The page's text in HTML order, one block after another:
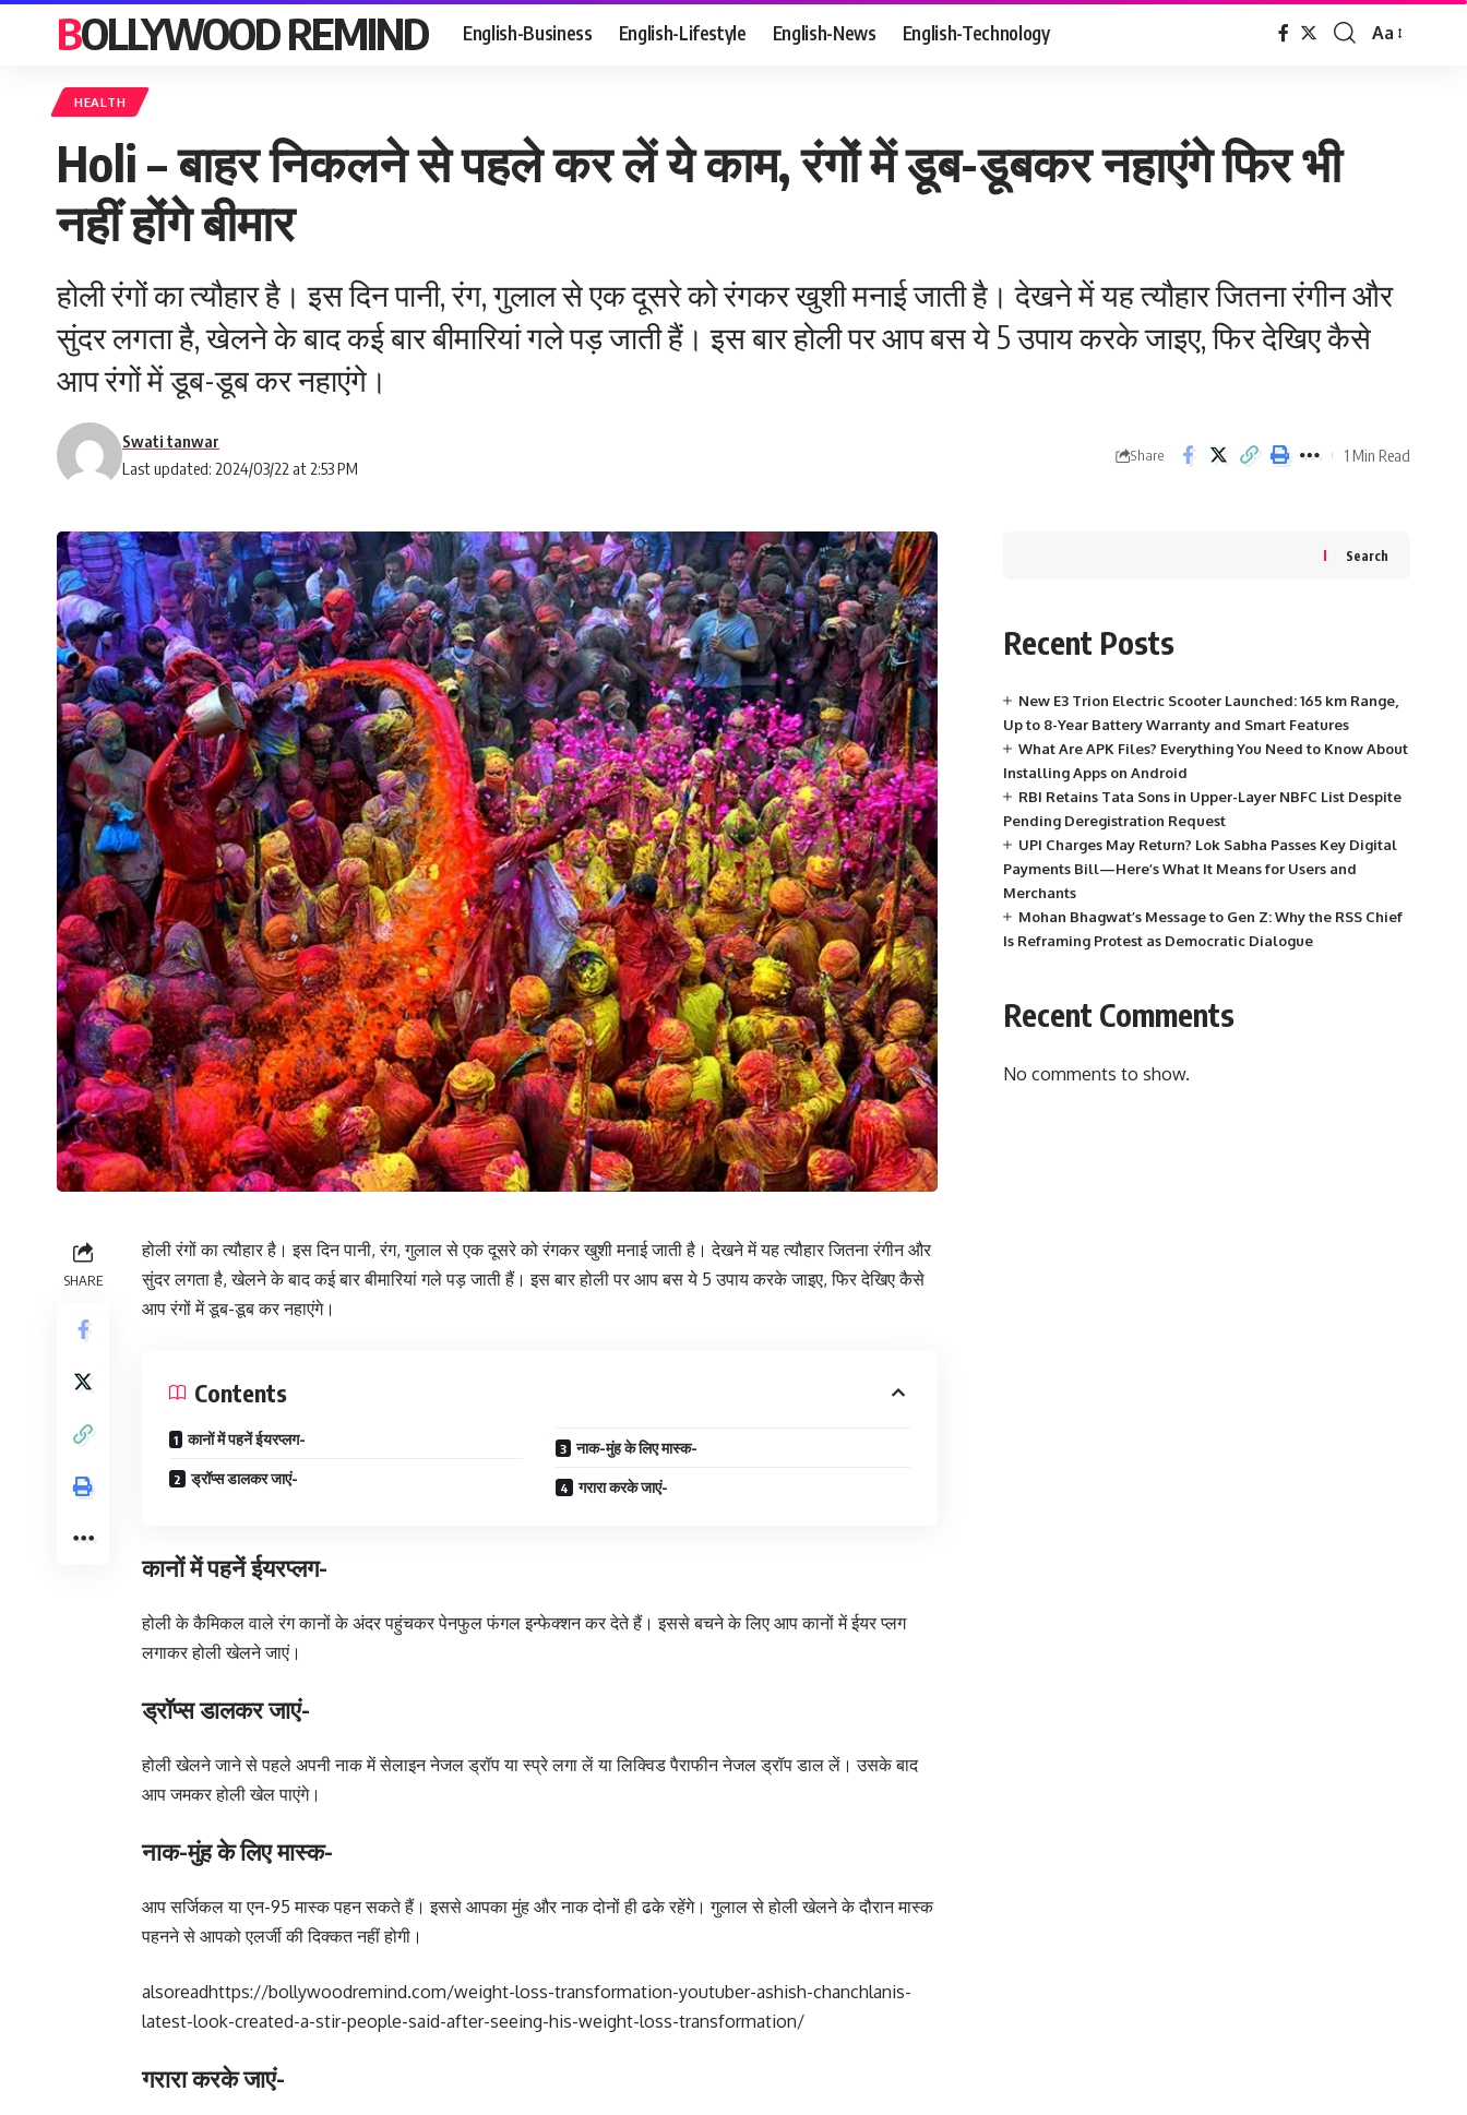
BOLLYWOOD REMIND English-Business English-Lifestyle English-News English-Technology
Font
Aa
HEALTH
Holi – बाहर निकलने से पहले कर लें ये काम, रंगों में डूब-डूबकर नहाएंगे फिर भी
नहीं होंगे बीमार
होली रंगों का त्‍यौहार है। इस दिन पानी, रंग, गुलाल से एक दूसरे को रंगकर खुशी मनाई जाती है। देखने में यह त्‍यौहार जितना रंगीन और
सुंदर लगता है, खेलने के बाद कई बार बीमारियां गले पड़ जाती हैं। इस बार होली पर आप बस ये 5 उपाय करके जाइए, फिर देखिए कैसे
आप रंगों में डूब-डूब कर नहाएंगे।
Last updated: 2024/03/22 at 2:53 PM
Swati tanwar
Share 1 Min Read
SHARE
होली रंगों का त्‍यौहार है। इस दिन पानी, रंग, गुलाल से एक दूसरे को रंगकर खुशी मनाई जाती है। देखने में यह त्‍यौहार जितना रंगीन और
सुंदर लगता है, खेलने के बाद कई बार बीमारियां गले पड़ जाती हैं। इस बार होली पर आप बस ये 5 उपाय करके जाइए, फिर देखिए कैसे
आप रंगों में डूब-डूब कर नहाएंगे।
Contents
कानों में पहनें ईयरप्‍लग-
ड्रॉप्‍स डालकर जाएं-
नाक-मुंह के लिए मास्‍क-
गरारा करके जाएं-
कानों में पहनें ईयरप्‍लग-
होली के कैमिकल वाले रंग कानों के अंदर पहुंचकर पेनफुल फंगल इन्‍फेक्‍शन कर देते हैं। इससे बचने के लिए आप कानों में ईयर प्‍लग
लगाकर होली खेलने जाएं।
ड्रॉप्‍स डालकर जाएं-
होली खेलने जाने से पहले अपनी नाक में सेलाइन नेजल ड्रॉप या स्‍प्रे लगा लें या लिक्विड पैराफीन नेजल ड्रॉप डाल लें। उसके बाद
आप जमकर होली खेल पाएंगे।
नाक-मुंह के लिए मास्‍क-
आप सर्जिकल या एन-95 मास्‍क पहन सकते हैं। इससे आपका मुंह और नाक दोनों ही ढके रहेंगे। गुलाल से होली खेलने के दौरान मास्क
पहनने से आपको एलर्जी की दिक्‍कत नहीं होगी।
alsoreadhttps://bollywoodremind.com/weight-loss-transformation-youtuber-ashish-chanchlanis-
latest-look-created-a-stir-people-said-after-seeing-his-weight-loss-transformation/
गरारा करके जाएं-
Search
Recent Posts
New E3 Trion Electric Scooter Launched: 165 km Range,
Up to 8-Year Battery Warranty and Smart Features
What Are APK Files? Everything You Need to Know About
Installing Apps on Android
RBI Retains Tata Sons in Upper-Layer NBFC List Despite
Pending Deregistration Request
UPI Charges May Return? Lok Sabha Passes Key Digital
Payments Bill—Here’s What It Means for Users and
Merchants
Mohan Bhagwat’s Message to Gen Z: Why the RSS Chief
Is Reframing Protest as Democratic Dialogue
Recent Comments
No comments to show.